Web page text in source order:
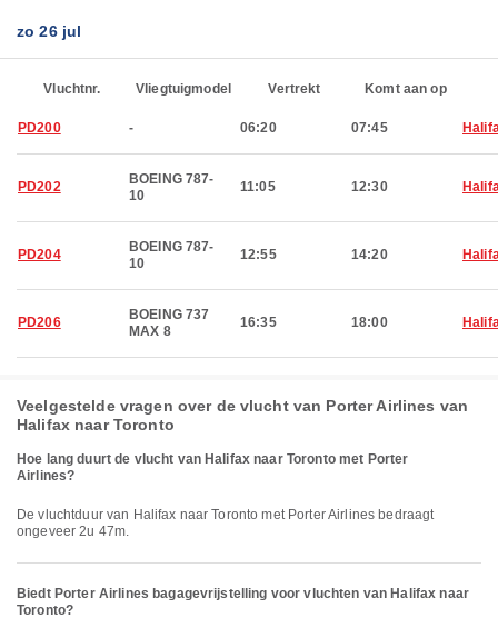
zo 26 jul
Vluchtnr. Vliegtuigmodel Vertrekt Komt aan op
PD200 - 06:20 07:45
PD202
BOEING 787-
10
11:05 12:30
PD204
BOEING 787-
10
12:55 14:20
PD206
BOEING 737
MAX 8
16:35 18:00
Veelgestelde vragen over de vlucht van Porter Airlines van
Halifax naar Toronto
Hoe lang duurt de vlucht van Halifax naar Toronto met Porter
Airlines?
De vluchtduur van Halifax naar Toronto met Porter Airlines bedraagt
ongeveer 2u 47m.
Biedt Porter Airlines bagagevrijstelling voor vluchten van Halifax naar
Toronto?